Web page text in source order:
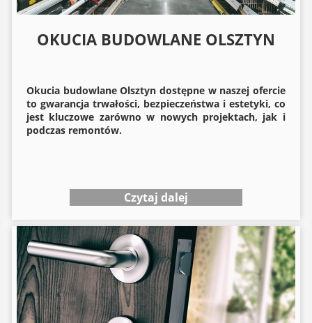
OKUCIA BUDOWLANE OLSZTYN
Okucia budowlaneOlsztyn dostępne w naszej ofercie
to gwarancja trwałości, bezpieczeństwa i estetyki, co
jest kluczowe zarówno w nowych projektach, jak i
podczas remontów.
Czytaj dalej